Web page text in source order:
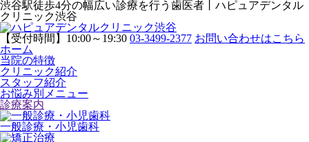
渋谷駅徒歩4分の幅広い診療を行う歯医者丨ハピュアデンタル
クリニック渋谷
【受付時間】10:00～19:30 03-3499-2377 お問い合わせはこちら
ホーム
当院の特徴
クリニック紹介
スタッフ紹介
お悩み別メニュー
診療案内
一般診療・小児歯科